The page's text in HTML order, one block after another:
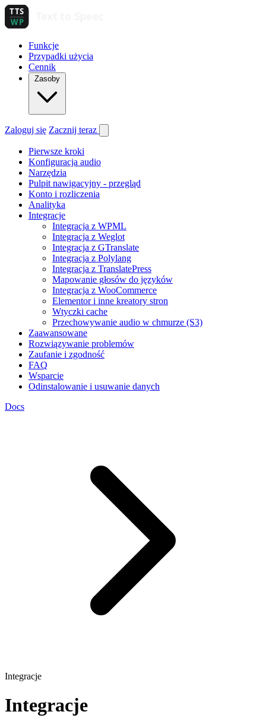
Funkcje
Przypadki użycia
Cennik
Zasoby
Zaloguj się Zacznij teraz
Pierwsze kroki
Konfiguracja audio
Narzędzia
Pulpit nawigacyjny - przegląd
Konto i rozliczenia
Analityka
Integracje
Integracja z WPML
Integracja z Weglot
Integracja z GTranslate
Integracja z Polylang
Integracja z TranslatePress
Mapowanie głosów do języków
Integracja z WooCommerce
Elementor i inne kreatory stron
Wtyczki cache
Przechowywanie audio w chmurze (S3)
Zaawansowane
Rozwiązywanie problemów
Zaufanie i zgodność
FAQ
Wsparcie
Odinstalowanie i usuwanie danych
Docs
Integracje
Integracje